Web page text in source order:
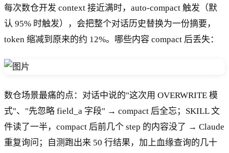
每次数仓开发 context 接近满时，auto-compact 触发（默
认 95% 时触发），会把整个对话历史替换为一份摘要，
token 缩减到原来的约 12%。哪些内容 compact 后丢失：
数仓场景最痛的点：对话中说的"这次用 OVERWRITE 模
式"、"先忽略 field_a 字段" → compact 后全忘；SKILL 文
件读了一半，compact 后前几个 step 的内容没了 → Claude
重复询问；自测跑出来 50 行结果，加上血缘查询的几十